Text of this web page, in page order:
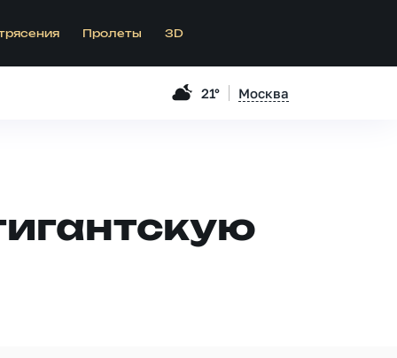
Пролеты 3D
21° Москва